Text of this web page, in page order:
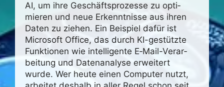
AI, um ihre Geschäfts­pro­zesse zu opti­
mieren und neue Erkennt­nisse aus ihren
Daten zu ziehen. Ein Beispiel dafür ist
Micro­soft Office, das durch KI-gestützte
Funk­tionen wie intel­li­gente E‑Mail-Verar­
bei­tung und Daten­ana­lyse erwei­tert
wurde. Wer heute einen Computer nutzt,